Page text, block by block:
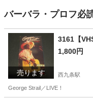
バーバラ・プロフ必
売ります
3161【
1,800円
西九条駅
George Strail／LIVE！